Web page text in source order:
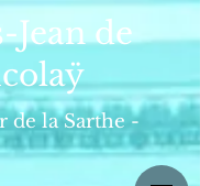
Jean de
de la Sarthe -